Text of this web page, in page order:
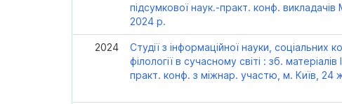
підсумкової наук.-практ. конф.
2024 р.
2024
Студії з інформаційної науки, соціальних
філології в сучасному світі : зб.
практ. конф. з міжнар. участю, м. Київ, 24